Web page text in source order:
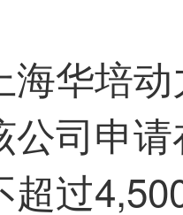
海华培
公司申
超过